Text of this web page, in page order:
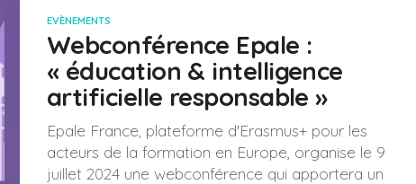
EVÈNEMENTS
Webconférence Epale :
« éducation & intelligence
artificielle responsable »
Epale France, plateforme d'Erasmus+ pour les
acteurs de la formation en Europe, organise le 9
juillet 2024 une webconférence qui apportera un